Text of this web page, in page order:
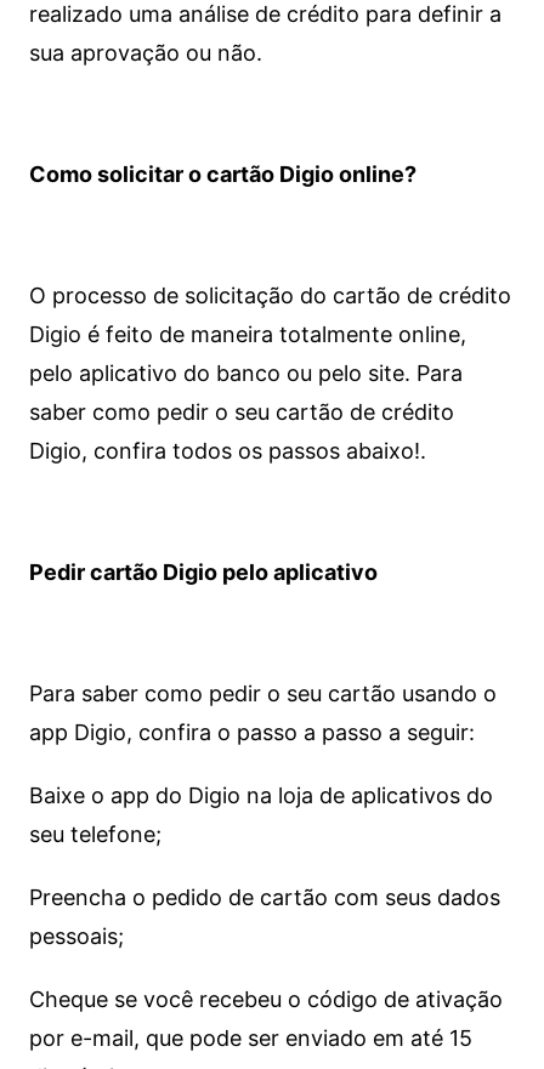
realizado uma análise de crédito para definir a
sua aprovação ou não.
Como solicitar o cartão Digio online?
O processo de solicitação do cartão de crédito
Digio é feito de maneira totalmente online,
pelo aplicativo do banco ou pelo site. Para
saber como pedir o seu cartão de crédito
Digio, confira todos os passos abaixo!.
Pedir cartão Digio pelo aplicativo
Para saber como pedir o seu cartão usando o
app Digio, confira o passo a passo a seguir:
Baixe o app do Digio na loja de aplicativos do
seu telefone;
Preencha o pedido de cartão com seus dados
pessoais;
Cheque se você recebeu o código de ativação
por e-mail, que pode ser enviado em até 15